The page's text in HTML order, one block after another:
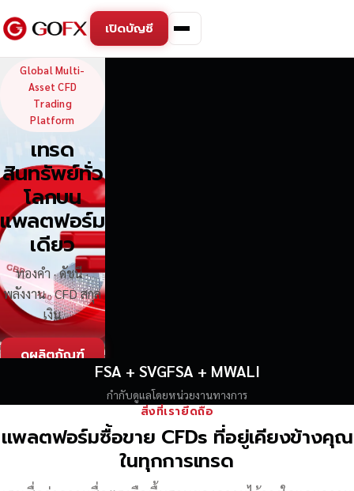
เปิดบัญชี
GoFX — Global Multi-
Global Multi-
Asset CFD
Trading
Platform
เทรด
สินทรัพย์ทั่ว
โลกบน
แพลตฟอร์ม
เดียว
ทองคำ · ดัชนี ·
พลังงาน · CFD สกุล
เงิน
ดูผลิตภัณฑ์
FSA + SVGFSA + MWALI
กำกับดูแลโดยหน่วยงานทางการ
สิ่งที่เรายึดถือ
แพลตฟอร์มซื้อขาย CFDs ที่อยู่เคียงข้างคุณ
ในทุกการเทรด